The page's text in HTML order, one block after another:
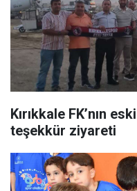
Kırıkkale FK’nın
teşekkür ziyareti